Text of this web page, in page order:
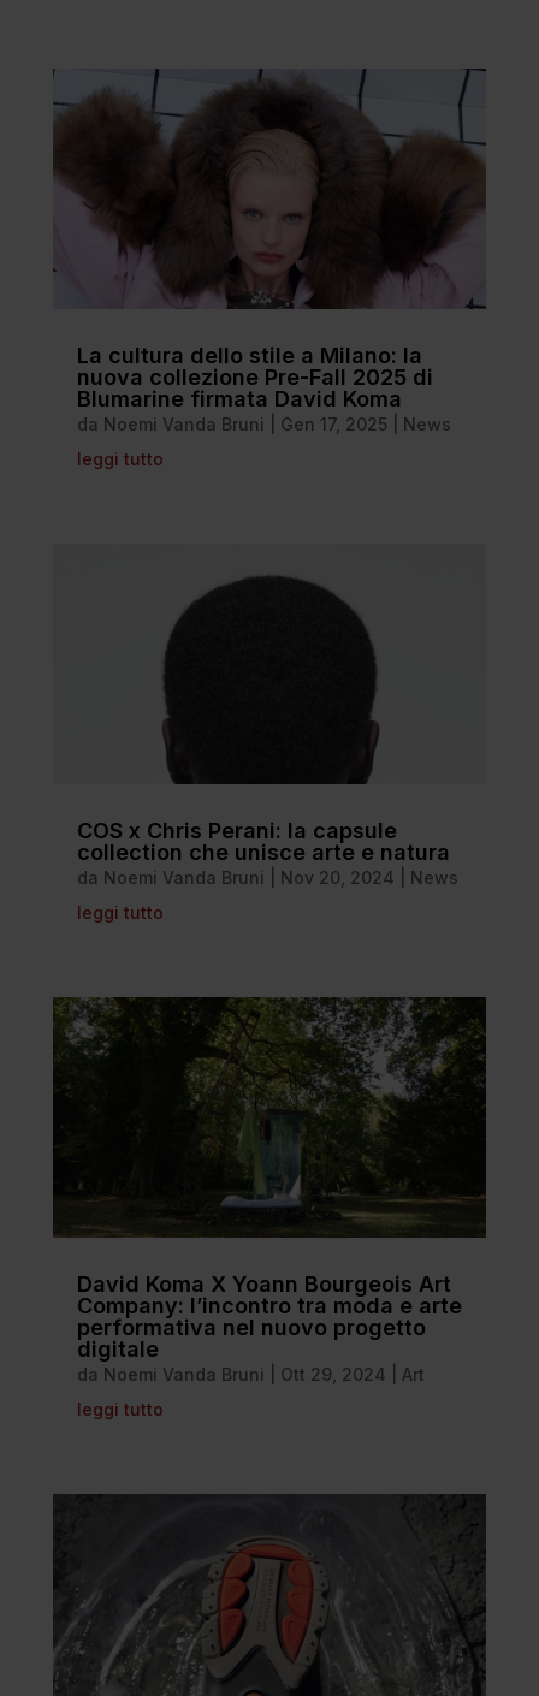
La cultura dello stile a Milano: la
nuova collezione Pre-Fall 2025 di
Blumarine firmata David Koma
da Noemi Vanda Bruni Gen 17, 2025
News
leggi tutto
COS x Chris Perani: la capsule
collection che unisce arte e natura
da Noemi Vanda Bruni Nov 20, 2024
News
leggi tutto
David Koma X Yoann Bourgeois Art
Company: l’incontro tra moda e arte
performativa nel nuovo progetto
digitale
da Noemi Vanda Bruni Ott 29, 2024
Art
leggi tutto